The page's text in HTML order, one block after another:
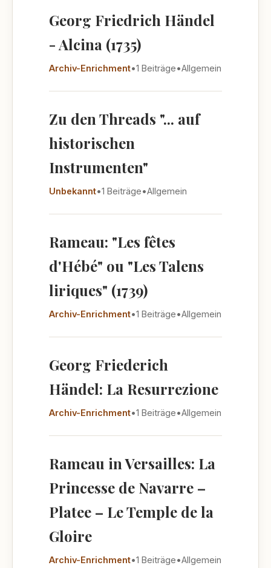
Georg Friedrich Händel
- Alcina (1735)
Archiv-Enrichment•1 Beiträge•Allgemein
Zu den Threads "... auf
historischen
Instrumenten"
Unbekannt•1 Beiträge•Allgemein
Rameau: "Les fêtes
d'Hébé" ou "Les Talens
liriques" (1739)
Archiv-Enrichment•1 Beiträge•Allgemein
Georg Friederich
Händel: La Resurrezione
Archiv-Enrichment•1 Beiträge•Allgemein
Rameau in Versailles: La
Princesse de Navarre –
Platee – Le Temple de la
Gloire
Archiv-Enrichment•1 Beiträge•Allgemein